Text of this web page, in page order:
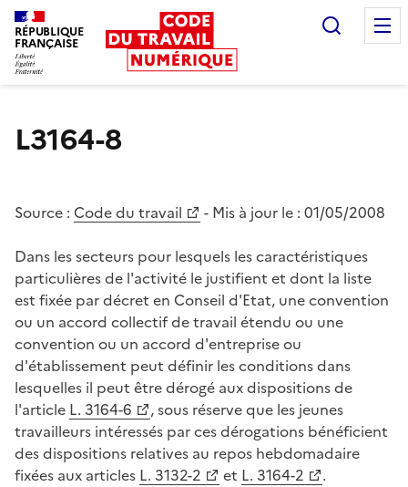
RÉPUBLIQUE
FRANÇAISE
L3164-8
Source : Code du travail - Mis à jour le : 01/05/2008
Dans les secteurs pour lesquels les caractéristiques
particulières de l'activité le justifient et dont la liste
est fixée par décret en Conseil d'Etat, une convention
ou un accord collectif de travail étendu ou une
convention ou un accord d'entreprise ou
d'établissement peut définir les conditions dans
lesquelles il peut être dérogé aux dispositions de
l'article L. 3164-6
, sous réserve que les jeunes
travailleurs intéressés par ces dérogations bénéficient
des dispositions relatives au repos hebdomadaire
fixées aux articles L. 3132-2 et L. 3164-2 .